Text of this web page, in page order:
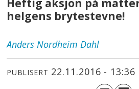
helgens brytestevne!
Anders Nordheim Dahl
PUBLISERT 22.11.2016 - 13:36